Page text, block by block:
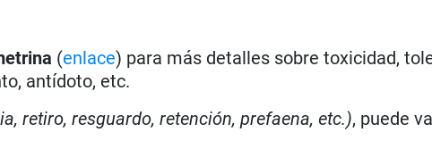
(enlace) para más detalles sobre toxicidad,
antídoto, etc.
retiro, resguardo, retención, prefaena, etc.), puede